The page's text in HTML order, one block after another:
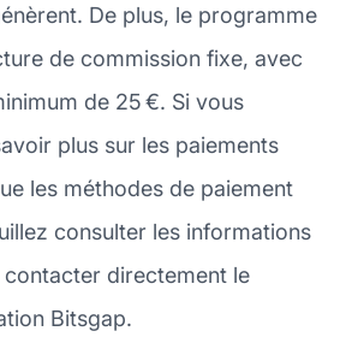
De plus, le programme
de commission fixe, avec
de 25 €. Si vous
plus sur les paiements
les méthodes de paiement
consulter les informations
directement le
Bitsgap.